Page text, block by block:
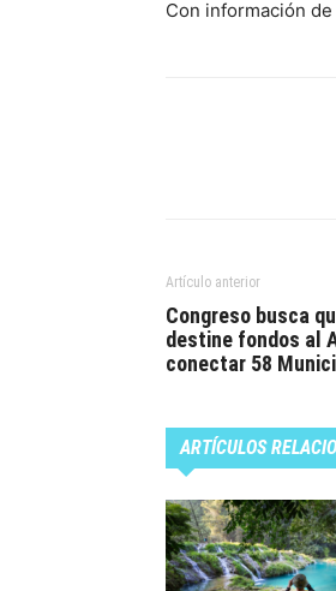
Con información de
Artículo anterior
Congreso busca
destine fondos al
conectar 58
ARTÍCULOS